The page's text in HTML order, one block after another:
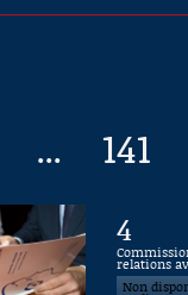
... 141
4
relations
Non